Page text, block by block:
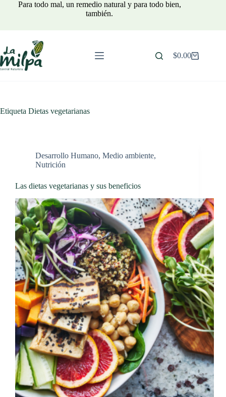
Para todo mal, un remedio natural y para todo bien,
también.
Carro
$0.00
Etiqueta Dietas vegetarianas
Desarrollo Humano, Medio ambiente,
Nutrición
Las dietas vegetarianas y sus beneficios